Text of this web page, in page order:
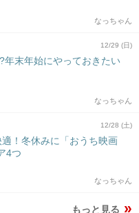
なっちゃん
12/29 (日)
末年始にやっておきたい
なっちゃん
12/28 (土)
！冬休みに「おうち映画
4つ
なっちゃん
もっと見る